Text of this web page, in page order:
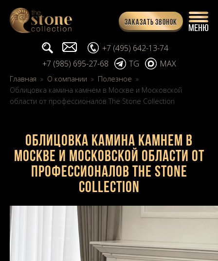
Заказать звонок
Поиск... info@stone-collection.ru
+7 (495) 642-13-74
+7 (985) 695-27-68
TG MAX
Главная » О компании » Полезное »
Облицовка камина камнем в Москве и Московской
области от профессионалов The Stone Collection
Облицовка камина камнем в
Москве и Московской области от
профессионалов The Stone
Collection